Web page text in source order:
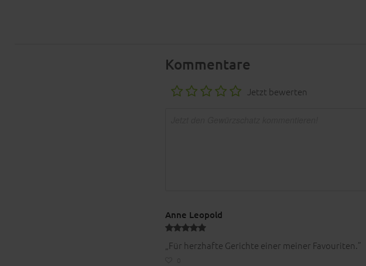
Kommentare
Jetzt bewerten
Anne Leopold
„Für herzhafte Gerichte einer meiner Favouriten.”